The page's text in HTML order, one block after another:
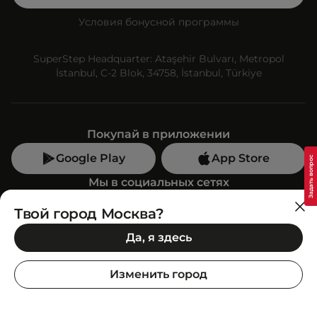
Условия бонусной программы
SuperStep Headquarter: Ataşehir Bulvarı, Metropol
İstanbul, C-2 Blok, 34758, İstanbul, Türkiye
Покупай в приложении
Google Play
App Store
Мы в социальных сетях
Позвони нам
+7 (499) 350-55-33
C 10:00 до 19:00
SuperStep-бот
Твой город Москва?
Да, я здесь
Изменить город